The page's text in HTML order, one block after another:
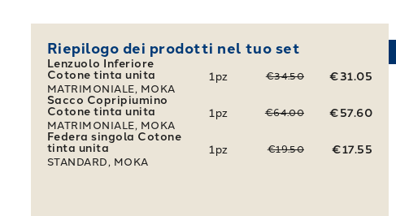
Riepilogo dei prodotti nel tuo set
Lenzuolo Inferiore
Cotone tinta unita
MATRIMONIALE, MOKA
1pz €34.50
€31.05
Sacco Copripiumino
Cotone tinta unita
MATRIMONIALE, MOKA
1pz €64.00
€57.60
Federa singola Cotone
tinta unita
STANDARD, MOKA
1pz €19.50 €17.55